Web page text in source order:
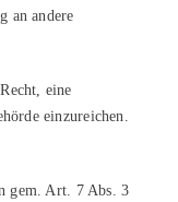
an andere
eine
einzureichen.
gem. Art. 7 Abs. 3